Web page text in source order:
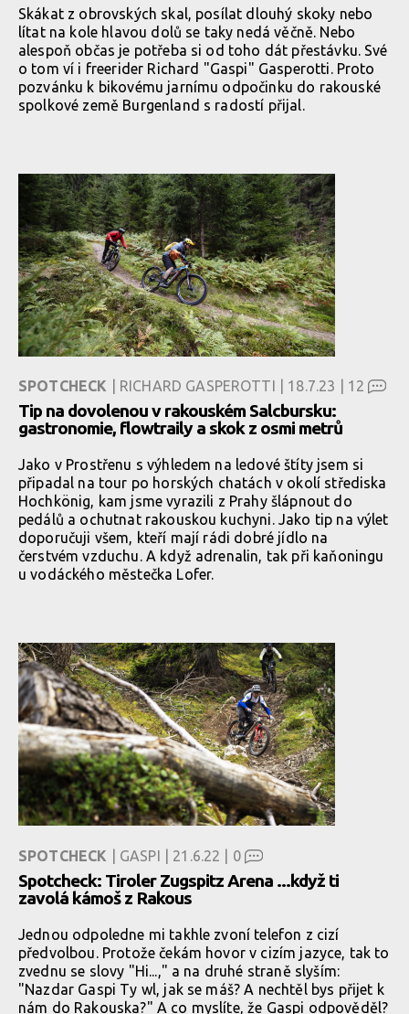
Skákat z obrovských skal, posílat dlouhý skoky nebo
lítat na kole hlavou dolů se taky nedá věčně. Nebo
alespoň občas je potřeba si od toho dát přestávku. Své
o tom ví i freerider Richard "Gaspi" Gasperotti. Proto
pozvánku k bikovému jarnímu odpočinku do rakouské
spolkové země Burgenland s radostí přijal.
SPOTCHECK | RICHARD GASPEROTTI | 18.7.23 | 12
Tip na dovolenou v rakouském Salcbursku:
gastronomie, flowtraily a skok z osmi metrů
Jako v Prostřenu s výhledem na ledové štíty jsem si
připadal na tour po horských chatách v okolí střediska
Hochkönig, kam jsme vyrazili z Prahy šlápnout do
pedálů a ochutnat rakouskou kuchyni. Jako tip na výlet
doporučuji všem, kteří mají rádi dobré jídlo na
čerstvém vzduchu. A když adrenalin, tak při kaňoningu
u vodáckého městečka Lofer.
SPOTCHECK | GASPI | 21.6.22 | 0
Spotcheck: Tiroler Zugspitz Arena ...když ti
zavolá kámoš z Rakous
Jednou odpoledne mi takhle zvoní telefon z cizí
předvolbou. Protože čekám hovor v cizím jazyce, tak to
zvednu se slovy "Hi...," a na druhé straně slyším:
"Nazdar Gaspi Ty wl, jak se máš? A nechtěl bys přijet k
nám do Rakouska?" A co myslíte, že Gaspi odpověděl?